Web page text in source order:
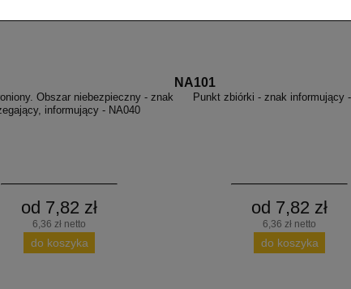
Obszar niebezpieczny - znak
informujący - NA040
od 7,82 zł
6,36 zł netto
do koszyka
NA101
Punkt zbiórki - znak informujący
od 7,82 zł
6,36 zł netto
do koszyka